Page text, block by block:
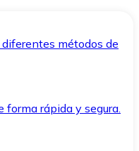
métodos de
forma rápida y segura.